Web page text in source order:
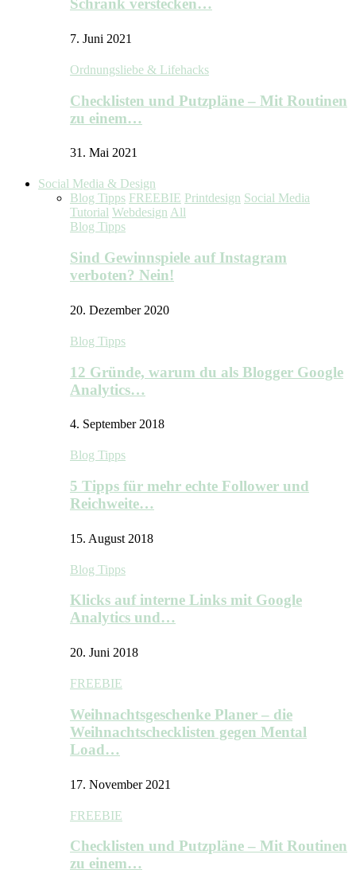
Schrank verstecken…
7. Juni 2021
Ordnungsliebe & Lifehacks
Checklisten und Putzpläne – Mit Routinen
zu einem…
31. Mai 2021
Social Media & Design
Blog Tipps FREEBIE Printdesign Social Media
Tutorial Webdesign All
Blog Tipps
Sind Gewinnspiele auf Instagram
verboten? Nein!
20. Dezember 2020
Blog Tipps
12 Gründe, warum du als Blogger Google
Analytics…
4. September 2018
Blog Tipps
5 Tipps für mehr echte Follower und
Reichweite…
15. August 2018
Blog Tipps
Klicks auf interne Links mit Google
Analytics und…
20. Juni 2018
FREEBIE
Weihnachtsgeschenke Planer – die
Weihnachtschecklisten gegen Mental
Load…
17. November 2021
FREEBIE
Checklisten und Putzpläne – Mit Routinen
zu einem…